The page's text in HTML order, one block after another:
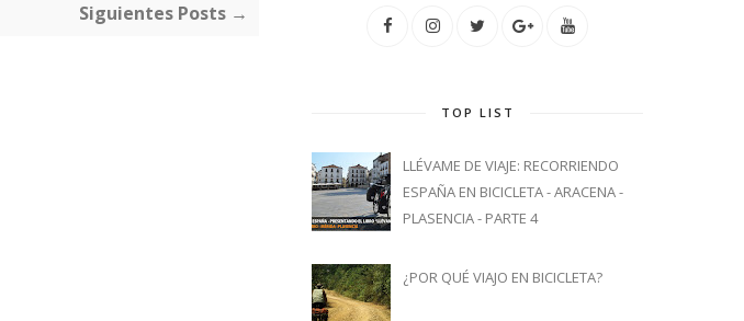
Siguientes Posts →
TOP LIST
LLÉVAME DE VIAJE: RECORRIENDO
ESPAÑA EN BICICLETA - ARACENA -
PLASENCIA - PARTE 4
¿POR QUÉ VIAJO EN BICICLETA?